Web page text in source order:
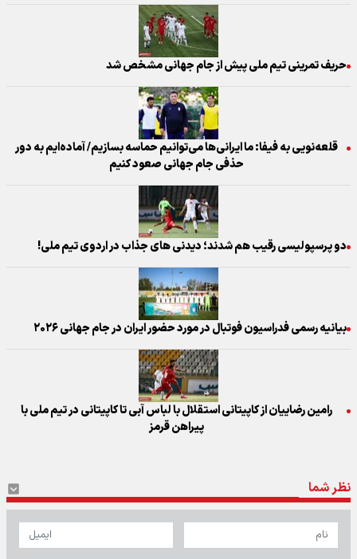
حریف تمرینی تیم ملی پیش از جام جهانی مشخص شد
قلعه‌نویی به فیفا: ما ایرانی‌ها می‌توانیم حماسه بسازیم/ آماده‌ایم به دور
حذفی جام جهانی صعود کنیم
دو پرسپولیسی رقیب هم شدند؛ دیدنی های جذاب در اردوی تیم ملی!
بیانیه رسمی فدراسیون فوتبال در مورد حضور ایران در جام جهانی ۲۰۲۶
رامین رضاییان از کاپیتانی استقلال با لباس آبی تا کاپیتانی در تیم ملی با
پیراهن قرمز
نظر شما